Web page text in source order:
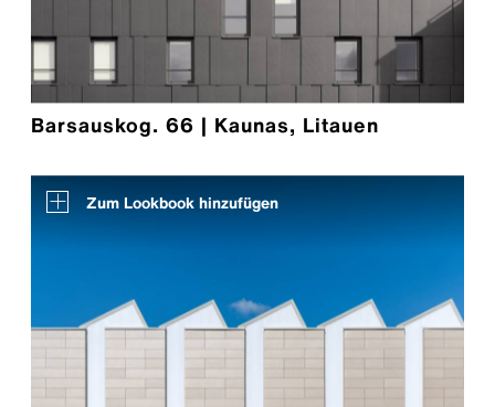
Barsauskog. 66 | Kaunas, Litauen
Zum Lookbook hinzufügen